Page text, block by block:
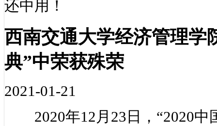
西南交通大学经济管理学
典”中荣获殊荣
2021-01-21
2020年12月23日，“2020中